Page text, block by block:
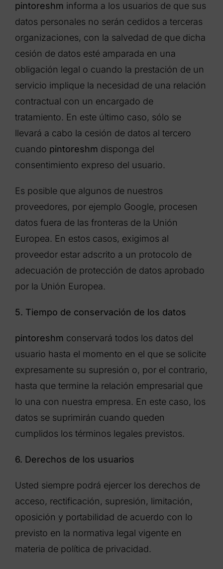
pintoreshm informa a los usuarios de que sus
datos personales no serán cedidos a terceras
organizaciones, con la salvedad de que dicha
cesión de datos esté amparada en una
obligación legal o cuando la prestación de un
servicio implique la necesidad de una relación
contractual con un encargado de
tratamiento. En este último caso, sólo se
llevará a cabo la cesión de datos al tercero
cuando pintoreshm disponga del
consentimiento expreso del usuario.
Es posible que algunos de nuestros
proveedores, por ejemplo Google, procesen
datos fuera de las fronteras de la Unión
Europea. En estos casos, exigimos al
proveedor estar adscrito a un protocolo de
adecuación de protección de datos aprobado
por la Unión Europea.
5. Tiempo de conservación de los datos
pintoreshm conservará todos los datos del
usuario hasta el momento en el que se solicite
expresamente su supresión o, por el contrario,
hasta que termine la relación empresarial que
lo una con nuestra empresa. En este caso, los
datos se suprimirán cuando queden
cumplidos los términos legales previstos.
6. Derechos de los usuarios
Usted siempre podrá ejercer los derechos de
acceso, rectificación, supresión, limitación,
oposición y portabilidad de acuerdo con lo
previsto en la normativa legal vigente en
materia de política de privacidad.